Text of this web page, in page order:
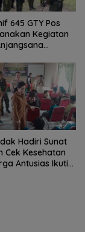
645 GTY Pos
Kegiatan
Hadiri Sunat
Cek Kesehatan
Antusias Ikuti